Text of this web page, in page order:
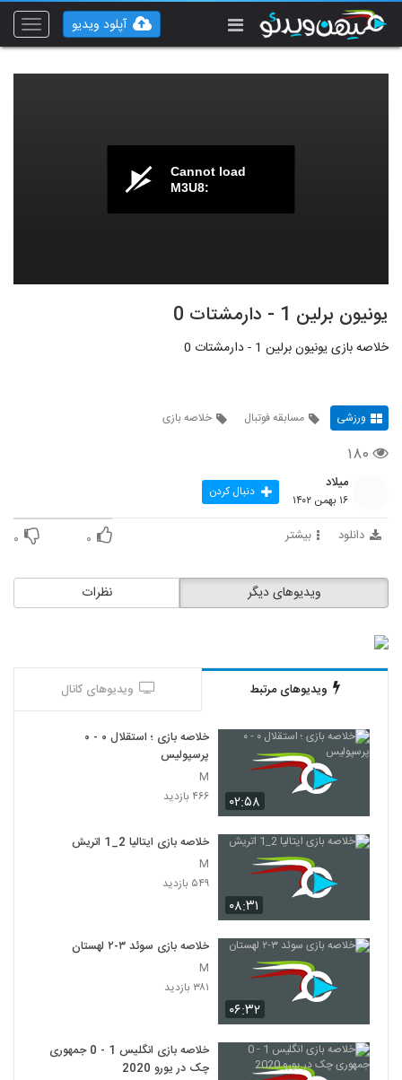
Toggle
آپلود ویدیو
Cannot load
M3U8:
یونیون برلین 1 - دارمشتات 0
خلاصه بازی یونیون برلین 1 - دارمشتات 0
ورزشی مسابقه فوتبال خلاصه بازی
۱۸۰
میلاد
۱۶ بهمن ۱۴۰۲ دنبال کردن
دانلود بیشتر ۰ ۰
نظرات ویدیوهای دیگر
ویدیوهای مرتبط ویدیوهای کانال
۰۲:۵۸
خلاصه بازی ؛ استقلال ۰ - ۰
پرسپولیس
M
۴۶۶ بازدید
۰۸:۳۱
خلاصه بازی ایتالیا 2_1 اتريش
M
۵۴۹ بازدید
۰۶:۳۲
خلاصه بازی سوئد ۳-۲ لهستان
M
۳۸۱ بازدید
خلاصه بازی انگلیس 1 - 0 جمهوری
چک در یورو 2020